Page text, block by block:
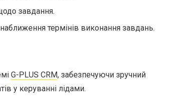
завдання.
термінів виконання завдань.
G-PLUS CRM, забезпечуючи зручний
у керуванні лідами.